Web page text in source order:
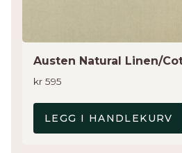
Austen Natural Linen/
kr 595
LEGG I HANDLEKURV